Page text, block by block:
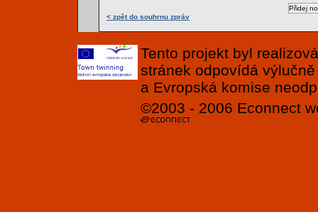
< zpět do souhrnu zpráv
Tento projekt byl
stránek odpovídá
a Evropská komise
©2003 - 2006 Econnect